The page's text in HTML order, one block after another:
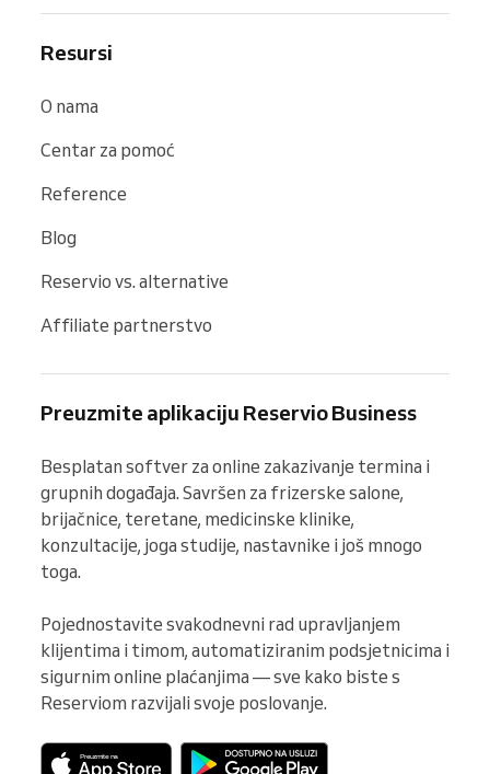
Resursi
O nama
Centar za pomoć
Reference
Blog
Reservio vs. alternative
Affiliate partnerstvo
Preuzmite aplikaciju Reservio Business
Besplatan softver za online zakazivanje termina i
grupnih događaja. Savršen za frizerske salone,
brijačnice, teretane, medicinske klinike,
konzultacije, joga studije, nastavnike i još mnogo
toga.
Pojednostavite svakodnevni rad upravljanjem
klijentima i timom, automatiziranim podsjetnicima i
sigurnim online plaćanjima — sve kako biste s
Reserviom razvijali svoje poslovanje.